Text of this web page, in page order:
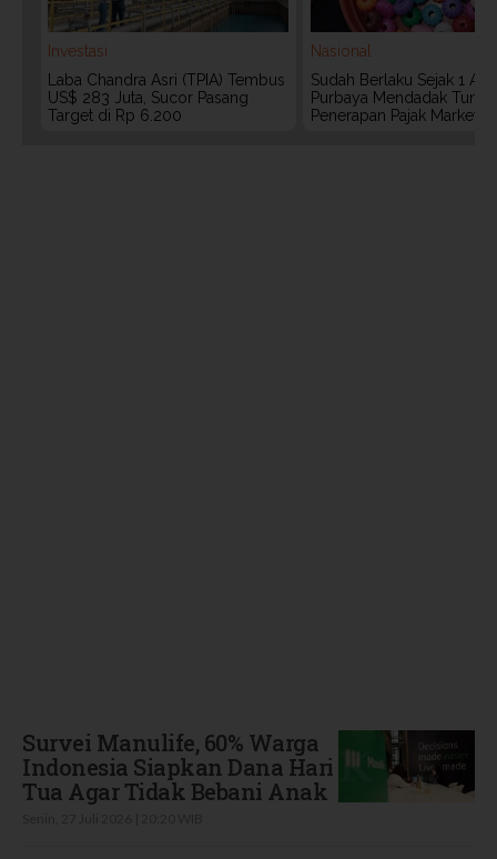
Investasi
Laba Chandra Asri (TPIA) Tembus
US$ 283 Juta, Sucor Pasang
Target di Rp 6.200
Nasional
Sudah Berlaku Sejak 1
Purbaya Mendadak Tunda
Penerapan Pajak
Survei Manulife, 60% Warga
Indonesia Siapkan Dana Hari
Tua Agar Tidak Bebani Anak